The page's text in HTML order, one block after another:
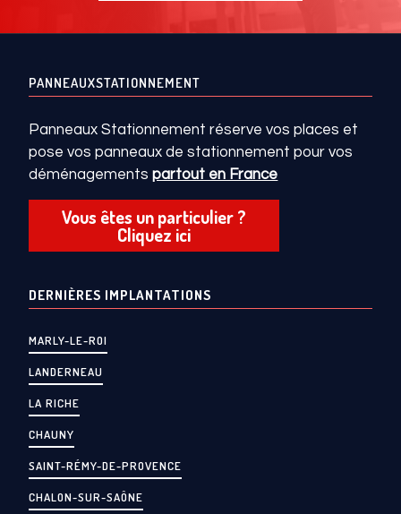
PANNEAUXSTATIONNEMENT
Panneaux Stationnement réserve vos places et
pose vos panneaux de stationnement pour vos
déménagementspartout en France
Vous êtes un particulier ?
Cliquez ici
DERNIÈRES IMPLANTATIONS
MARLY-LE-ROI
LANDERNEAU
LA RICHE
CHAUNY
SAINT-RÉMY-DE-PROVENCE
CHALON-SUR-SAÔNE